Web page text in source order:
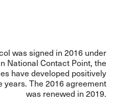
was signed in 2016 under
National Contact Point, the
have developed positively
years. The 2016 agreement
was renewed in 2019.